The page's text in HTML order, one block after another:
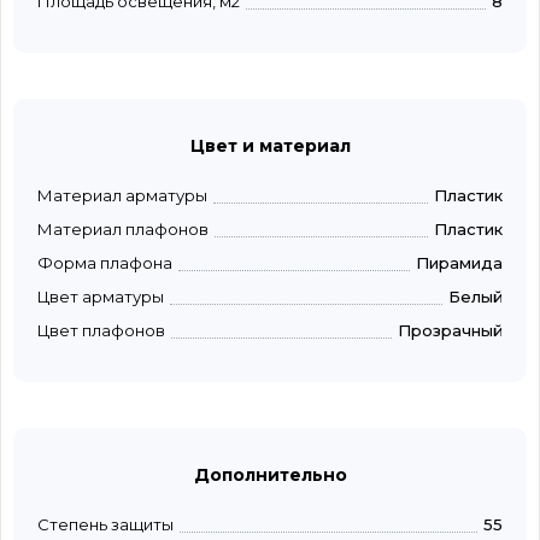
Цвет и материал
Материал арматуры
Пластик
Материал плафонов
Пластик
Форма плафона
Пирамида
Цвет арматуры
Белый
Цвет плафонов
Прозрачный
Дополнительно
Степень защиты 55